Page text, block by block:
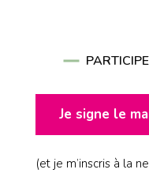
Je signe le
(et je m’inscris à la